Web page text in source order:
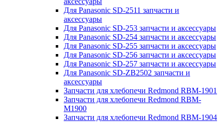
Для Panasonic SD-2511 запчасти и
аксессуары
Для Panasonic SD-253 запчасти и аксессуары
Для Panasonic SD-254 запчасти и аксессуары
Для Panasonic SD-255 запчасти и аксессуары
Для Panasonic SD-256 запчасти и аксессуары
Для Panasonic SD-257 запчасти и аксессуары
Для Panasonic SD-ZB2502 запчасти и
аксессуары
Запчасти для хлебопечи Redmond RBM-1901
Запчасти для хлебопечи Redmond RBM-
M1900
Запчасти для хлебопечи Redmond RBM-1904